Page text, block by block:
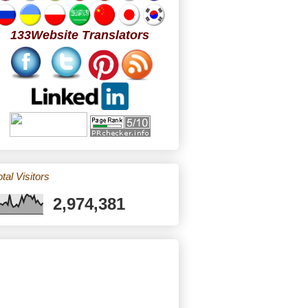
133Website Translators
Visitors
2,974,381